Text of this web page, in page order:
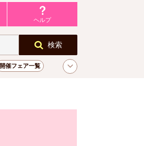
ヘルプ
検索
開催フェア一覧